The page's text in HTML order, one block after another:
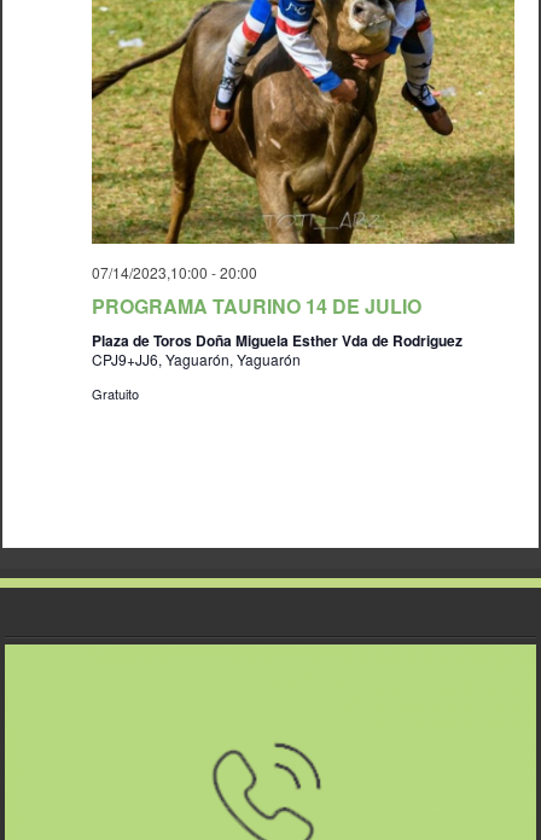
07/14/2023,10:00 -20:00
PROGRAMA TAURINO 14 DE JULIO
Plaza de Toros Doña Miguela Esther Vda de Rodriguez
CPJ9+JJ6, Yaguarón, Yaguarón
Gratuito